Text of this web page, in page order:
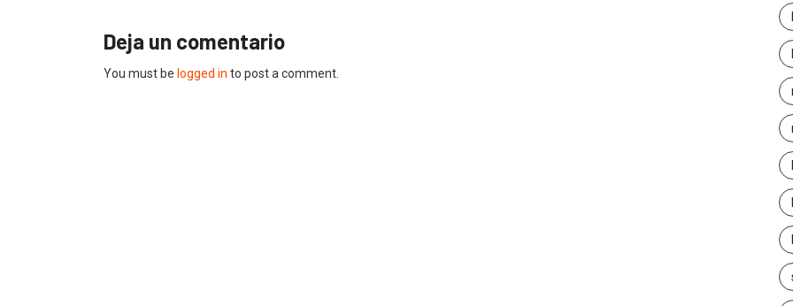
Deja un comentario
You must be logged in to post a comment.